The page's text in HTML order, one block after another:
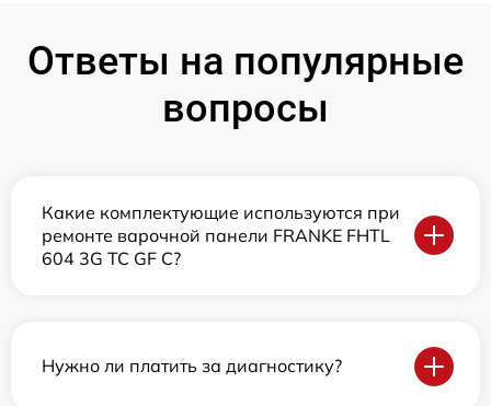
Ответы на популярные
вопросы
Какие комплектующие используются при
ремонте варочной панели FRANKE FHTL
604 3G TC GF C?
Нужно ли платить за диагностику?